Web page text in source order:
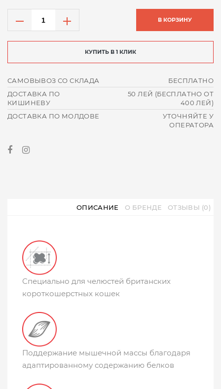
В КОРЗИНУ
КУПИТЬ В 1 КЛИК
САМОВЫВОЗ СО СКЛАДА
БЕСПЛАТНО
ДОСТАВКА ПО
КИШИНЕВУ
50 ЛЕЙ (БЕСПЛАТНО ОТ
400 ЛЕЙ)
ДОСТАВКА ПО МОЛДОВЕ
УТОЧНЯЙТЕ У
ОПЕРАТОРА
ОПИСАНИЕ О БРЕНДЕ ОТЗЫВЫ (0)
Специально для челюстей британских
короткошерстных кошек
Поддержание мышечной массы благодаря
адаптированному содержанию белков